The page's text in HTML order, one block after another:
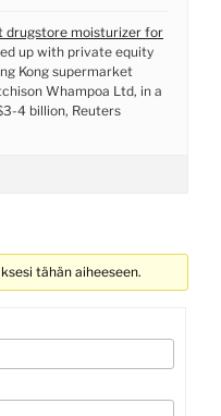
drugstore moisturizer for
up with private equity
Kong supermarket
Whampoa Ltd, in a
4 billion, Reuters
tähän aiheeseen.